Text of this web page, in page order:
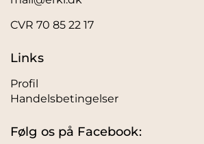
CVR 70 85 22 17
Links
Profil
Handelsbetingelser
Følg os på Facebook: